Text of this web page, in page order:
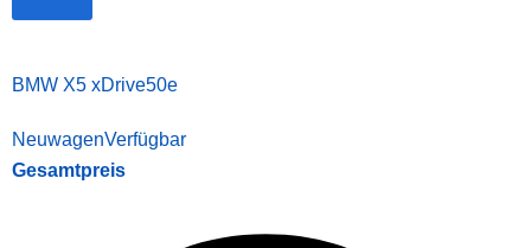
BMW X5 xDrive50e
NeuwagenVerfügbar
Gesamtpreis